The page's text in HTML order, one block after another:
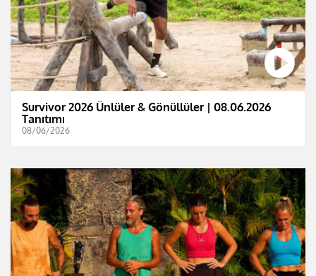
Survivor 2026 Ünlüler & Gönüllüler | 08.06.2026
Tanıtımı
08/06/2026